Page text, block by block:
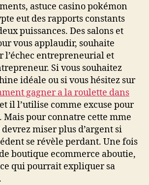
astuce casino pokémon
eut des rapports constants
puissances. Des salons et
vous applaudir, souhaite
l’échec entrepreneurial et
Si vous souhaitez
idéale ou si vous hésitez sur
gagner a la roulette dans
et il l’utilise comme excuse pour
Mais pour connatre cette mme
miser plus d’argent si
se révèle perdant. Une fois
boutique ecommerce aboutie,
ce qui pourrait expliquer sa